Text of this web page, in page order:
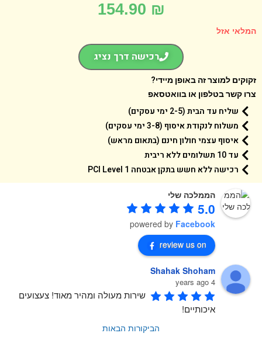
154.90
אזל
רכישה דרך נציג
למוצר זה באופן מיידי?
קשר בטלפון או בוואטסאפ
שליח עד הבית (2-5 ימי עסקים)
משלוח לנקודת איסוף (3-8 ימי עסקים)
איסוף עצמי חולון חינם (בתאום מראש)
עד 10 תשלומים ללא ריבית
רכישה ללא חשש בתקן אבטחה 1 PCI Level
הממלכה שלי
5.0
powered byFacebook
review us on
Shahak Shoham
4 years ago
שירות מעולה ומהיר מאוד! צעצועים
איכותיים!
הביקורות הבאות